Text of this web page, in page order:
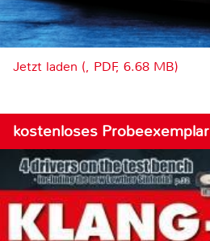
Jetzt laden (, PDF, 6.68 MB)
kostenloses Probeexemplar